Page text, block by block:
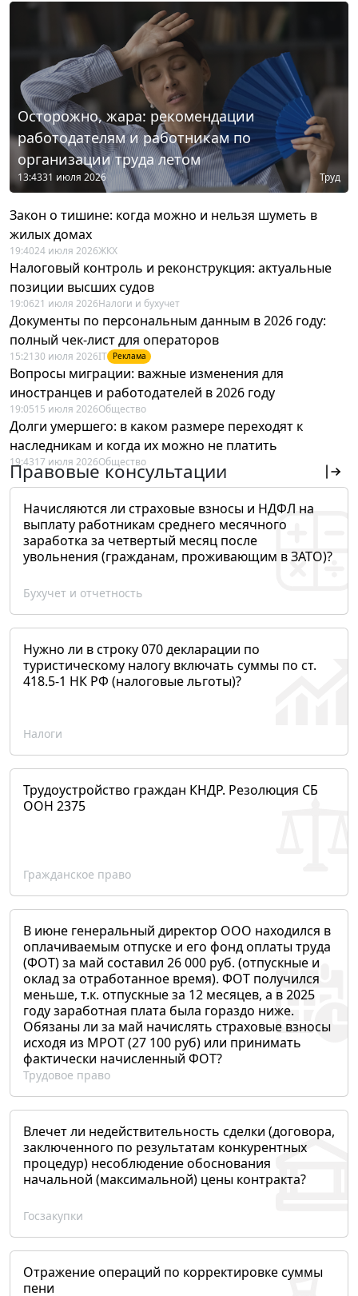
Осторожно, жара: рекомендации
работодателям и работникам по
организации труда летом
13:4331 июля 2026 Труд
Закон о тишине: когда можно и нельзя шуметь в
жилых домах
19:4024 июля 2026ЖКХ
Налоговый контроль и реконструкция: актуальные
позиции высших судов
19:0621 июля 2026Налоги и бухучет
Документы по персональным данным в 2026 году:
полный чек-лист для операторов
15:21 30 июля 2026IT Реклама
Вопросы миграции: важные изменения для
иностранцев и работодателей в 2026 году
19:0515 июля 2026Общество
Долги умершего: в каком размере переходят к
наследникам и когда их можно не платить
19:4317 июля 2026Общество
Правовые консультации
Начисляются ли страховые взносы и НДФЛ на
выплату работникам среднего месячного
заработка за четвертый месяц после
увольнения (гражданам, проживающим в ЗАТО)?
Бухучет и отчетность
Нужно ли в строку 070 декларации по
туристическому налогу включать суммы по ст.
418.5-1 НК РФ (налоговые льготы)?
Налоги
Трудоустройство граждан КНДР. Резолюция СБ
ООН 2375
Гражданское право
В июне генеральный директор ООО находился в
оплачиваемым отпуске и его фонд оплаты труда
(ФОТ) за май составил 26 000 руб. (отпускные и
оклад за отработанное время). ФОТ получился
меньше, т.к. отпускные за 12 месяцев, а в 2025
году заработная плата была гораздо ниже.
Обязаны ли за май начислять страховые взносы
исходя из МРОТ (27 100 руб) или принимать
фактически начисленный ФОТ?
Трудовое право
Влечет ли недействительность сделки (договора,
заключенного по результатам конкурентных
процедур) несоблюдение обоснования
начальной (максимальной) цены контракта?
Госзакупки
Отражение операций по корректировке суммы
пени